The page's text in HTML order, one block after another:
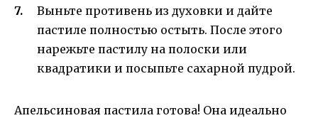
Выньте противень из духовки и дайте
пастиле полностью остыть. После этого
нарежьте пастилу на полоски или
квадратики и посыпьте сахарной пудрой.
Апельсиновая пастила готова! Она идеально